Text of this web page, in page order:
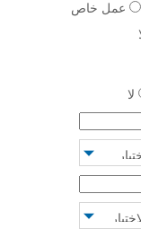
عمل خاص
لا